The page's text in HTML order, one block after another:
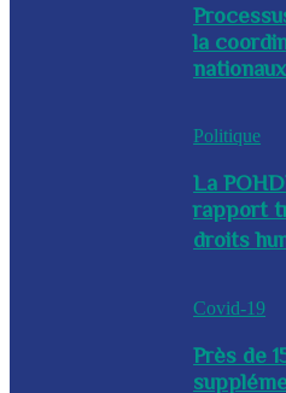
la
Politique
La
rapport
droits
Covid-19
Près de